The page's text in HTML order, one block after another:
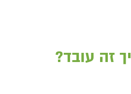
זה עובד?